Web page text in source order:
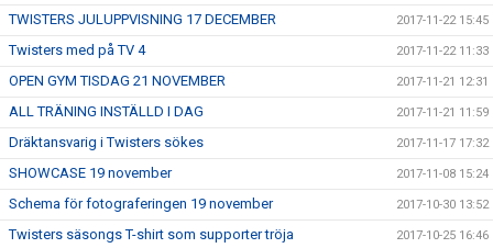
TWISTERS JULUPPVISNING 17 DECEMBER 2017-11-22 15:45
Twisters med på TV 4 2017-11-22 11:33
OPEN GYM TISDAG 21 NOVEMBER 2017-11-21 12:31
ALL TRÄNING INSTÄLLD I DAG 2017-11-21 11:59
Dräktansvarig i Twisters sökes 2017-11-17 17:32
SHOWCASE 19 november 2017-11-08 15:24
Schema för fotograferingen 19 november 2017-10-30 13:52
Twisters säsongs T-shirt som supporter tröja 2017-10-25 16:46